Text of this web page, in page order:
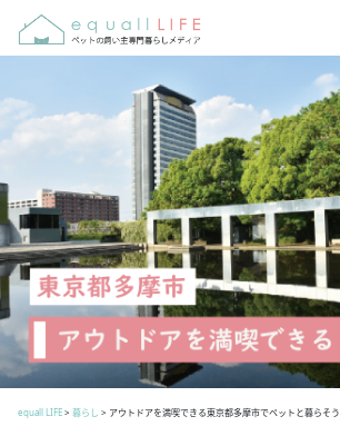
equall LIFE> 暮らし > アウトドアを満喫できる東京都多摩市でペットと暮らそう